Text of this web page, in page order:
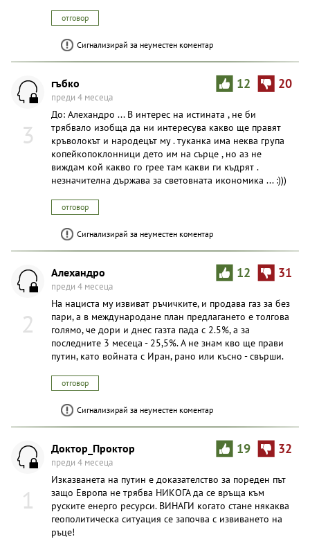
отговор
Сигнализирай за неуместен коментар
3
12 20
гъбко
преди 4 месеца
До: Алехандро ... В интерес на истината , не би
трябвало изобща да ни интересува какво ще правят
кръволокът и народецът му . туканка има неква група
копейкопоклонници дето им на сърце , но аз не
виждам кой какво го грее там какви ги къдрят .
незначителна държава за световната икономика ... :)))
отговор
Сигнализирай за неуместен коментар
2
12 31
Алехандро
преди 4 месеца
На нациста му извиват ръчичките, и продава газ за без
пари, а в международане план предлагането е толгова
голямо, че дори и днес газта пада с 2.5%, а за
последните 3 месеца - 25,5%. А не знам кво ще прави
путин, като войната с Иран, рано или късно - свърши.
отговор
Сигнализирай за неуместен коментар
1
19 32
Доктор_Проктор
преди 4 месеца
Изказванета на путин е доказателство за пореден път
защо Европа не трябва НИКОГА да се връща към
руските енерго ресурси. ВИНАГИ когато стане някаква
геополитическа ситуация се започва с извиването на
ръце!